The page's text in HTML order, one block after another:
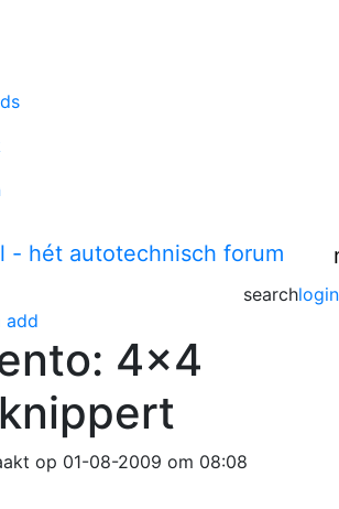
login
search
add
4x4
op 01-08-2009 om 08:08